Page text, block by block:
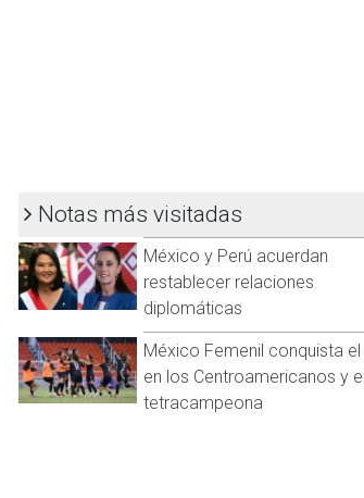
Notas más visitadas
México y Perú acuerdan
restablecer relaciones
diplomáticas
México Femenil conquista
en los Centroamericanos y
tetracampeona